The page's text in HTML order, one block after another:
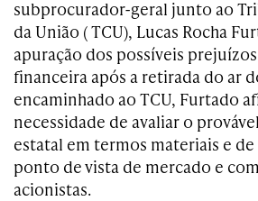
subprocurador-geral junto ao
da União ( TCU), Lucas Rocha
apuração dos possíveis
financeira após a retirada do ar
encaminhado ao TCU, Furtado
necessidade de avaliar o
estatal em termos materiais e
ponto de vista de mercado e
acionistas.